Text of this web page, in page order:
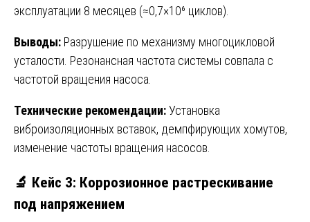
эксплуатации 8 месяцев (≈0,7×10⁶ циклов).
Выводы: Разрушение по механизму многоцикловой
усталости. Резонансная частота системы совпала с
частотой вращения насоса.
Технические рекомендации:Установка
виброизоляционных вставок, демпфирующих хомутов,
изменение частоты вращения насосов.
🔬 Кейс 3: Коррозионное растрескивание
под напряжением